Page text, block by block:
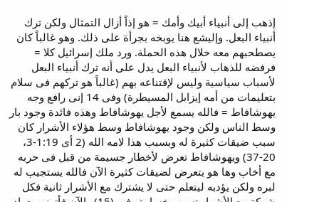
إذهب إلى أنبياء أبيك وأمك = هو إذاً أزال التمثال ولكن ترك
أنبياء البعل. وإليشع هنا يوبخه بجرأة على ذلك. وهو غالباً كان
يصطحبهم معه خلال هذه الحملة. ورد ملك إسرائيل كلا =
فرفضه للذهاب لأنبياء البعل يدل على أنه ترك أنبياء البعل
لأسباب سياسية وليس لإقتناعه بهم (غالباً هو تركهم فى سلام
بتعليمات من أمه إيزابل المسيطرة) وفى 14 إنى رافع وجه
يهوشافاط = فالله يسمع لأجل يهوشافاط وهذه فائدة وجود بار
وسط الناس ولكن وجود يهوشافاط وسط هؤلاء الأشرار كان
سبب ضيقات كثيرة له وبسبب هذا لامه الله (2 أى 1:19-3،
20-37) ويهوشافاط تعرض لأخطار جسيمة من قبل فى حربه
مع أخاب وها هو يتعرض لضيقات كثيرة الآن فالله يستجيب له
لبره ولكن يؤدبه ليتعلم حتى لا يشترك مع الأشرار ثانية فكل